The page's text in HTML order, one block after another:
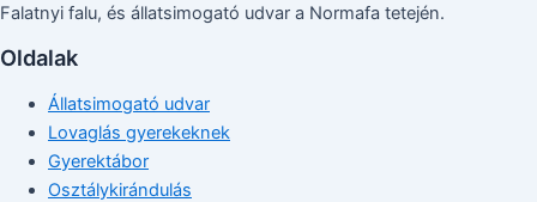
Falatnyi falu, és állatsimogató udvar a Normafa tetején.
Oldalak
Állatsimogató udvar
Lovaglás gyerekeknek
Gyerektábor
Osztálykirándulás